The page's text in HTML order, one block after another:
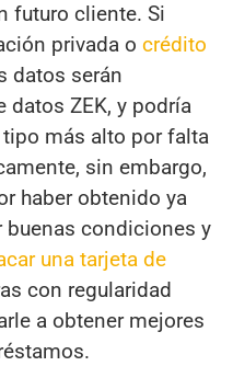
futuro cliente. Si
privada o crédito
datos serán
datos ZEK, y podría
más alto por falta
sin embargo,
haber obtenido ya
condiciones y
una tarjeta de
con regularidad
a obtener mejores